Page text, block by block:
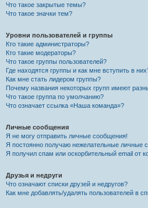
Что такое закрытые темы?
Что такое значки тем?
Уровни пользователей и группы
Кто такие администраторы?
Кто такие модераторы?
Что такое группы пользователей?
Где находятся группы и как мне вступить в
Как мне стать лидером группы?
Почему названия некоторых групп имеют
Что такое группа по умолчанию?
Что означает ссылка «Наша команда»?
Личные сообщения
Я не могу отправить личные сообщения!
Я постоянно получаю нежелательные личные
Я получил спам или оскорбительный email от
Друзья и недруги
Что означают списки друзей и недругов?
Как мне добавлять/удалять пользователей в